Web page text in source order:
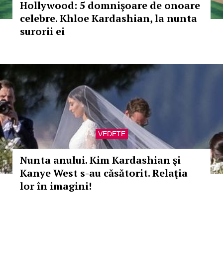
Hollywood: 5 domnişoare de onoare
celebre. Khloe Kardashian, la nunta
surorii ei
VEDETE
Nunta anului. Kim Kardashian şi
Kanye West s-au căsătorit. Relaţia
lor în imagini!